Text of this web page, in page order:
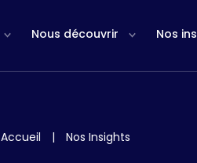
Nous découvrir Nos
Accueil | Nos Insights